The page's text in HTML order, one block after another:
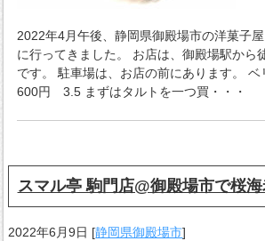
2022年4月午後、静岡県御殿場市の洋菓子屋
に行ってきました。 お店は、御殿場駅から
です。 駐車場は、お店の前にあります。
600円 3.5 まずはタルトを一つ買・・・
スマル亭 駒門店@御殿場市で桜
2022年6月9日 [静岡県御殿場市]